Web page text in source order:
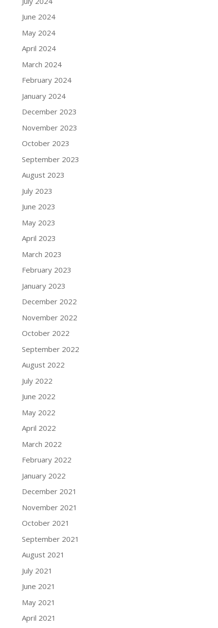
June 2024
May 2024
April 2024
March 2024
February 2024
January 2024
December 2023
November 2023
October 2023
September 2023
August 2023
July 2023
June 2023
May 2023
April 2023
March 2023
February 2023
January 2023
December 2022
November 2022
October 2022
September 2022
August 2022
July 2022
June 2022
May 2022
April 2022
March 2022
February 2022
January 2022
December 2021
November 2021
October 2021
September 2021
August 2021
July 2021
June 2021
May 2021
April 2021